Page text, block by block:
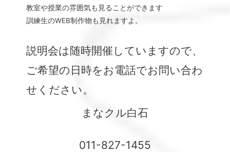
教室や授業の雰囲気も見ることができます
訓練生のWEB制作物も見れますよ。
説明会は随時開催していますので、
ご希望の日時をお電話でお問い合わ
せください。
まなクル白石
011-827-1455